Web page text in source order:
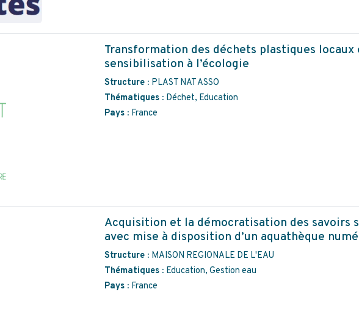
Transformation des déchets plastiques
sensibilisation à l’écologie
Structure : PLAST NAT ASSO
Thématiques : Déchet, Education
Pays : France
Acquisition et la démocratisation des savoirs
avec mise à disposition d’un aquathèque
Structure : MAISON REGIONALE DE L'EAU
Thématiques : Education, Gestion eau
Pays : France